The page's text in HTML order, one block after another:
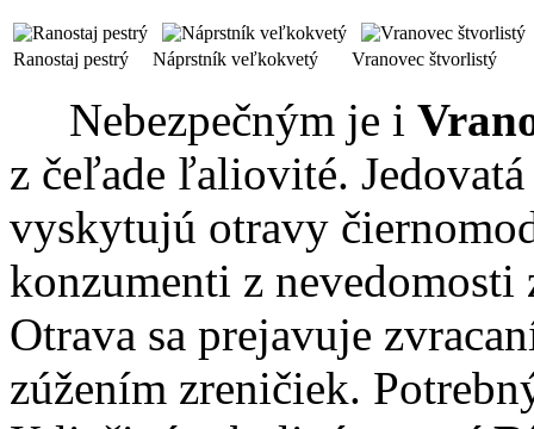
Ranostaj pestrý Náprstník veľkokvetý Vranovec štvorlistý
Nebezpečným je i
z čeľade ľaliovité.
vyskytujú otravy
konzumenti z
Otrava sa prejavuje
zúžením zreničiek.